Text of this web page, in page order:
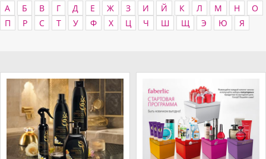
А
Б В Г Д Е Ж З И Й К Л М Н
О
П
Р С Т У Ф Х Ц Ч Ш Щ Э Ю Я